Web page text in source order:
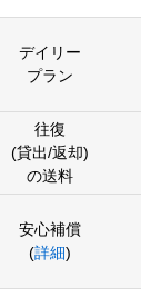
デイリー
プラン
往復
(貸出/返却)
の送料
安心補償
(詳細)